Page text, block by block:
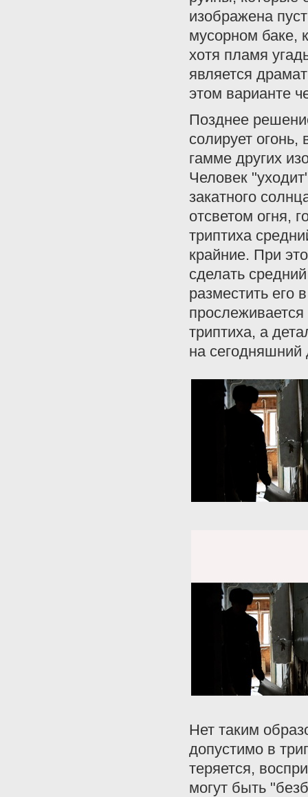
изображена
мусорном баке,
хотя пламя
является
этом варианте
Позднее
солирует
гамме других
Человек
закатного
отсветом огня,
триптиха
крайние. При
сделать
разместить его
триптиха, а
на
Нет таким
допустимо в
теряется,
могут быть